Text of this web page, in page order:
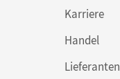
Karriere
Handel
Lieferanten